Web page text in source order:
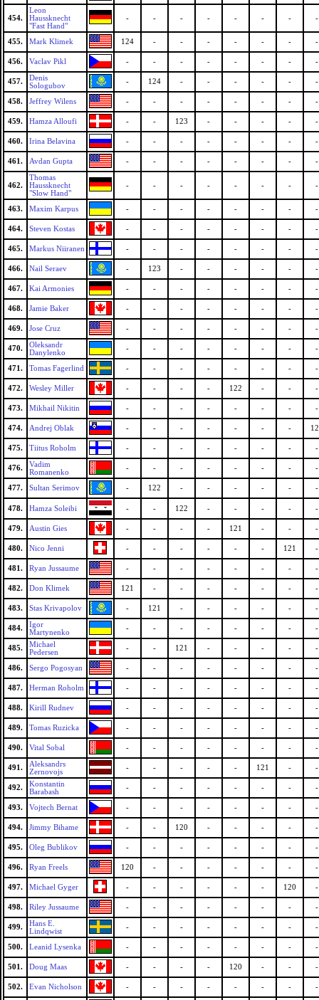
454.
Leon
Haussknecht
"Fast Hand"
- - - - - - - -
455. Mark Klimek 124 - - - - - - -
456. Vaclav Pikl - - - - - - - -
457.
Denis
Sologubov
- 124 - - - - - -
458. Jeffrey Wilens - - - - - - - -
459. Hamza Alloufi - - 123 - - - - -
460. Irina Belavina - - - - - - - -
461. Avdan Gupta - - - - - - - -
462.
Thomas
Haussknecht
"Slow Hand"
- - - - - - - -
463. Maxim Karpus - - - - - - - -
464. Steven Kostas - - - - - - - -
465. Markus Niiranen - - - - - - - -
466. Nail Seraev - 123 - - - - - -
467. Kai Armonies - - - - - - - -
468. Jamie Baker - - - - - - - -
469. Jose Cruz - - - - - - - -
470.
Oleksandr
Danylenko
- - - - - - - -
471. Tomas Fagerlind - - - - - - - -
472. Wesley Miller - - - - 122 - - -
473. Mikhail Nikitin - - - - - - - -
474. Andrej Oblak - - - - - - -
475. Tiitus Roholm - - - - - - - -
476.
Vadim
Romanenko
- - - - - - - -
477. Sultan Serimov - 122 - - - - - -
478. Hamza Soleibi - - 122 - - - - -
479. Austin Gies - - - - 121 - - -
480. Nico Jenni - - - - - - 121 -
481. Ryan Jussaume - - - - - - - -
482. Don Klimek 121 - - - - - - -
483. Stas Krivapolov - 121 - - - - - -
484.
Igor
Martynenko
- - - - - - - -
485.
Michael
Pedersen
- - 121 - - - - -
486. Sergo Pogosyan - - - - - - - -
487. Herman Roholm - - - - - - - -
488. Kirill Rudnev - - - - - - - -
489. Tomas Ruzicka - - - - - - - -
490. Vital Sobal - - - - - - - -
491.
Aleksandrs
Zernovojs
- - - - - 121 - -
492.
Konstantin
Barabash
- - - - - - - -
493. Vojtech Bernat - - - - - - - -
494. Jimmy Bihame - - 120 - - - - -
495. Oleg Bublikov - - - - - - - -
496. Ryan Freels 120 - - - - - - -
497. Michael Gyger - - - - - - 120 -
498. Riley Jussaume - - - - - - - -
499.
Hans E.
Lindqwist
- - - - - - - -
500. Leanid Lysenka - - - - - - - -
501. Doug Maas - - - - 120 - - -
502. Evan Nicholson - - - - - - - -